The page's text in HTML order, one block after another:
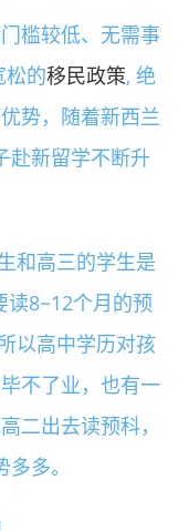
槛较低、无需事
松的移民政策, 绝
势，随着新西兰
赴新留学不断升
和高三的学生是
读8~12个月的预
以高中学历对孩
不了业，也有一
二出去读预科，
多。